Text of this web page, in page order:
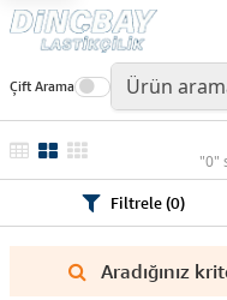
Çift Arama
"0"
Filtrele (0)
Aradığınız